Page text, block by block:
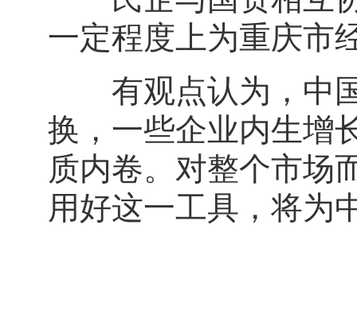
一定程度上为重庆市
有观点认为，中国
换，一些企业内生增
质内卷。对整个市场
用好这一工具，将为